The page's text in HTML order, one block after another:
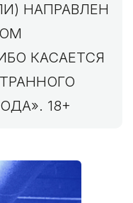
НАПРАВЛЕН
КАСАЕТСЯ
18+